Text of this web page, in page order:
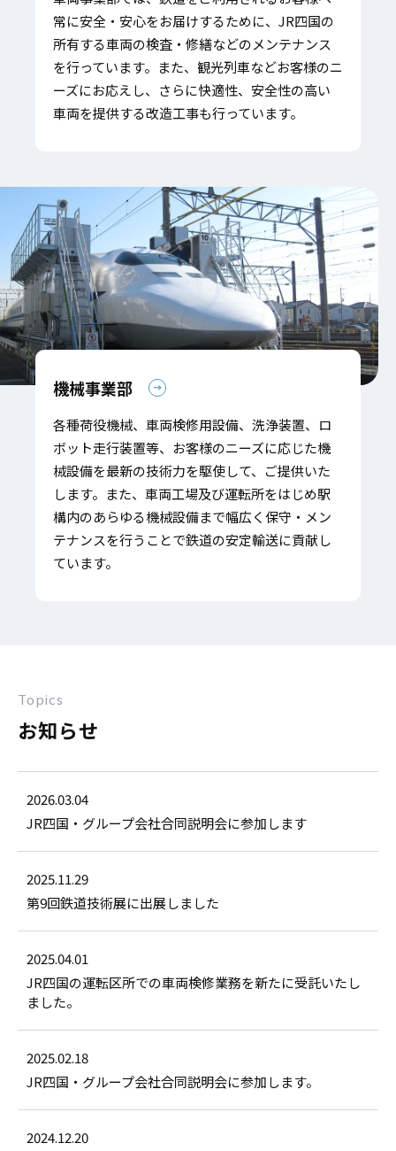
常に安全・安心をお届けするために、JR四国の
所有する車両の検査・修繕などのメンテナンス
を行っています。また、観光列車などお客様のニ
ーズにお応えし、さらに快適性、安全性の高い
車両を提供する改造工事も行っています。
機械事業部
各種荷役機械、車両検修用設備、洗浄装置、ロ
ボット走行装置等、お客様のニーズに応じた機
械設備を最新の技術力を駆使して、ご提供いた
します。また、車両工場及び運転所をはじめ駅
構内のあらゆる機械設備まで幅広く保守・メン
テナンスを行うことで鉄道の安定輸送に貢献し
ています。
Topics
お知らせ
2026.03.04
JR四国・グループ会社合同説明会に参加します
2025.11.29
第9回鉄道技術展に出展しました
2025.04.01
JR四国の運転区所での車両検修業務を新たに受託いたし
ました。
2025.02.18
JR四国・グループ会社合同説明会に参加します。
2024.12.20